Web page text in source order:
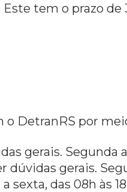
tem o prazo de
DetranRS por
gerais. Segunda
gerais.
sexta, das 08h às